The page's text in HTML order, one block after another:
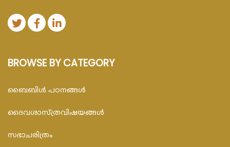
BROWSE BY CATEGORY
ബൈബിള്‍ പഠനങ്ങള്‍
ദൈവശാസ്ത്രവിഷയങ്ങള്‍
സഭാചരിത്രം